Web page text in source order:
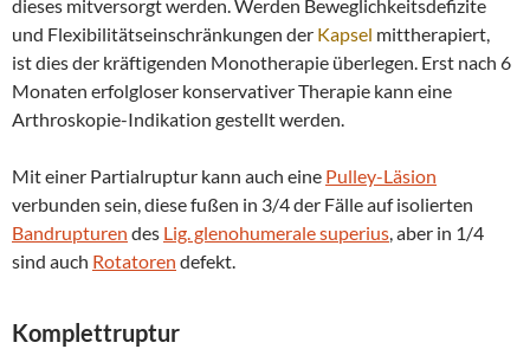
dieses mitversorgt werden. Werden Beweglichkeitsdefizite
und Flexibilitätseinschränkungen der Kapsel mittherapiert,
ist dies der kräftigenden Monotherapie überlegen. Erst nach 6
Monaten erfolgloser konservativer Therapie kann eine
Arthroskopie-Indikation gestellt werden.
Mit einer Partialruptur kann auch eine Pulley-Läsion
verbunden sein, diese fußen in 3/4 der Fälle auf isolierten
Bandrupturen des Lig. glenohumerale superius, aber in 1/4
sind auch Rotatoren defekt.
Komplettruptur